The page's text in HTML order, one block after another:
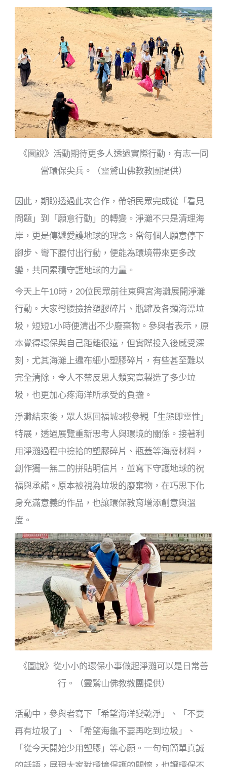
《圖說》活動期待更多人透過實際行動，有志一同
當環保尖兵。（靈鷲山佛教教團提供）
因此，期盼透過此次合作，帶領民眾完成從「看見
問題」到「願意行動」的轉變。淨灘不只是清理海
岸，更是傳遞愛護地球的理念。當每個人願意停下
腳步、彎下腰付出行動，便能為環境帶來更多改
變，共同累積守護地球的力量。
今天上午10時，20位民眾前往東興宮海灘展開淨灘
行動。大家彎腰撿拾塑膠碎片、瓶罐及各類海漂垃
圾，短短1小時便清出不少廢棄物。參與者表示，原
本覺得環保與自己距離很遠，但實際投入後感受深
刻，尤其海灘上遍布細小塑膠碎片，有些甚至難以
完全清除，令人不禁反思人類究竟製造了多少垃
圾，也更加心疼海洋所承受的負擔。
淨灘結束後，眾人返回福城3樓參觀「生態即靈性」
特展，透過展覽重新思考人與環境的關係。接著利
用淨灘過程中撿拾的塑膠碎片、瓶蓋等海廢材料，
創作獨一無二的拼貼明信片，並寫下守護地球的祝
福與承諾。原本被視為垃圾的廢棄物，在巧思下化
身充滿意義的作品，也讓環保教育增添創意與溫
度。
《圖說》從小小的環保小事做起淨灘可以是日常善
行。（靈鷲山佛教教團提供）
活動中，參與者寫下「希望海洋變乾淨」、「不要
再有垃圾了」、「希望海龜不要再吃到垃圾」、
「從今天開始少用塑膠」等心願。一句句簡單真誠